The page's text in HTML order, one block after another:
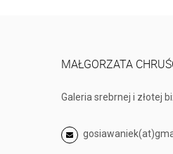
MAŁGORZATA
Galeria srebrnej i złotej